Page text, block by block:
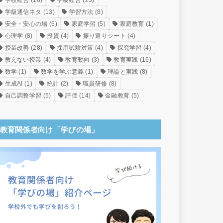
学級通信ネタ (13) 学習方法 (8)
安全・安心の場 (6) 家庭学習 (5) 家庭教育 (1)
心理学 (8) 投資 (4) 振り返りシート (4)
授業改善 (28) 採用試験対策 (4) 探究学習 (4)
教えない授業 (4) 教育動向 (3) 教育実践 (16)
数学 (1) 数学を学ぶ意義 (1) 理論と実践 (8)
生成AI (1) 統計 (2) 職員研修 (8)
自己調整学習 (5) 評価 (14) 金融教育 (5)
教育関係者向け「学びの場」